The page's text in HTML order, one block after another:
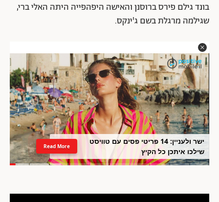
בונד גילם פירס ברוסנן והאישה היפהפייה היתה האלי ברי,
שגילמה מרגלת בשם ג'ינקס.
ישר ולעניין: 14 פריטי פסים עם טוויסט
שילכו איתכן כל הקיץ
Read More